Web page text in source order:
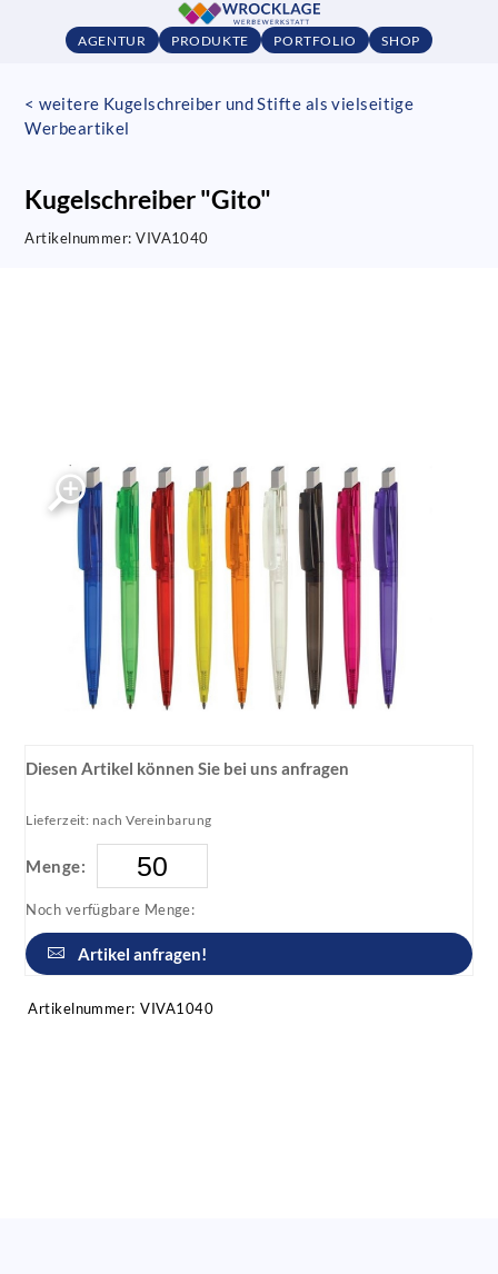
AGENTUR PRODUKTE PORTFOLIO SHOP
< weitere Kugelschreiber und Stifte als vielseitige
Werbeartikel
Kugelschreiber "Gito"
Artikelnummer:VIVA1040
Diesen Artikel können Sie bei uns anfragen
Lieferzeit: nach Vereinbarung
Menge:
Noch verfügbare Menge:
Artikel anfragen!
Artikelnummer: VIVA1040